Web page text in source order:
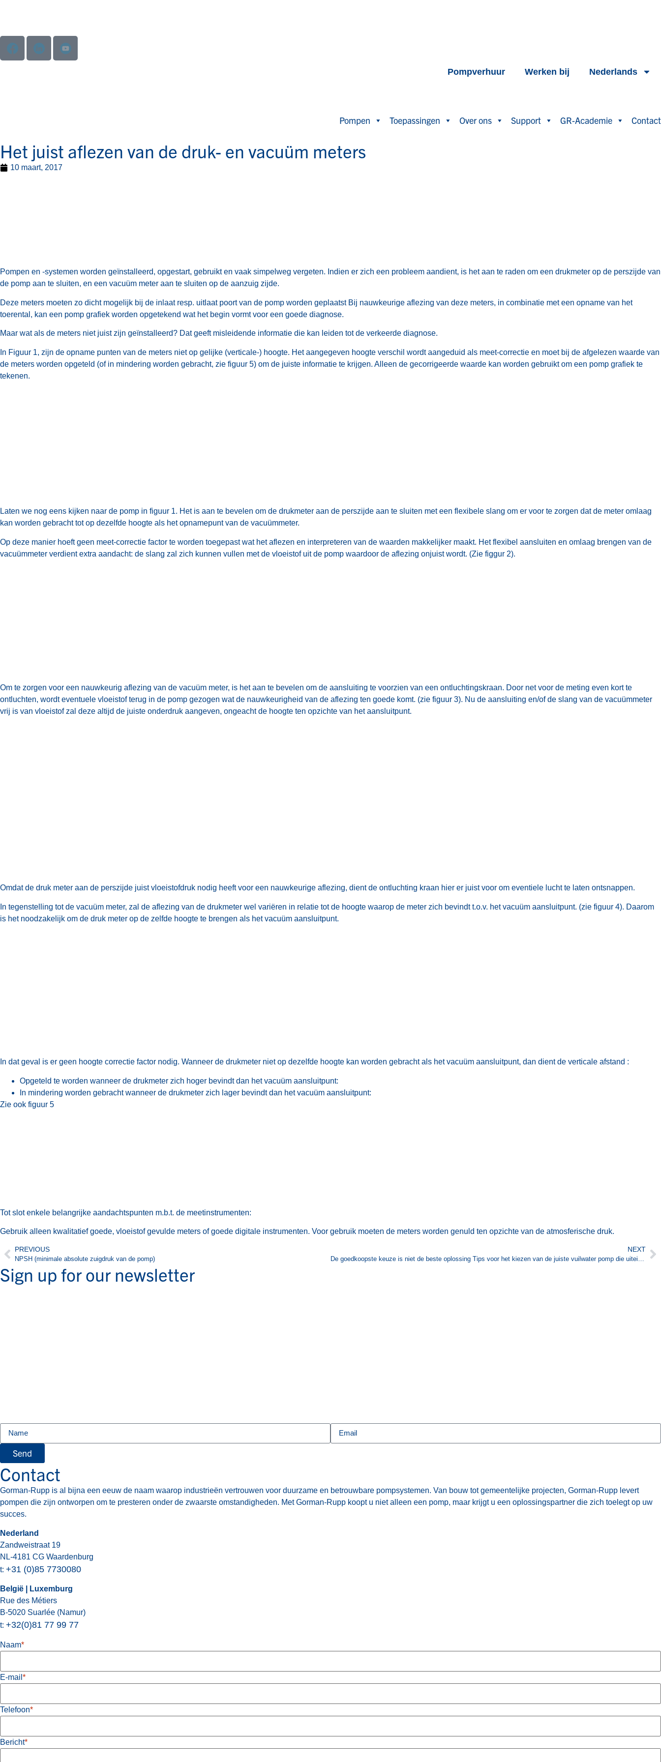
Pompverhuur Werken bij Nederlands
Pompen Toepassingen Over ons Support GR-Academie Contact
Het juist aflezen van de druk- en vacuüm meters
10 maart, 2017
Pompen en -systemen worden geïnstalleerd, opgestart, gebruikt en vaak simpelweg vergeten. Indien er zich een probleem aandient, is het aan te raden om een drukmeter op de perszijde van
de pomp aan te sluiten, en een vacuüm meter aan te sluiten op de aanzuig zijde.
Deze meters moeten zo dicht mogelijk bij de inlaat resp. uitlaat poort van de pomp worden geplaatst Bij nauwkeurige aflezing van deze meters, in combinatie met een opname van het
toerental, kan een pomp grafiek worden opgetekend wat het begin vormt voor een goede diagnose.
Maar wat als de meters niet juist zijn geïnstalleerd? Dat geeft misleidende informatie die kan leiden tot de verkeerde diagnose.
In Figuur 1, zijn de opname punten van de meters niet op gelijke (verticale-) hoogte. Het aangegeven hoogte verschil wordt aangeduid als meet-correctie en moet bij de afgelezen waarde van
de meters worden opgeteld (of in mindering worden gebracht, zie figuur 5) om de juiste informatie te krijgen. Alleen de gecorrigeerde waarde kan worden gebruikt om een pomp grafiek te
tekenen.
Laten we nog eens kijken naar de pomp in figuur 1. Het is aan te bevelen om de drukmeter aan de perszijde aan te sluiten met een flexibele slang om er voor te zorgen dat de meter omlaag
kan worden gebracht tot op dezelfde hoogte als het opnamepunt van de vacuümmeter.
Op deze manier hoeft geen meet-correctie factor te worden toegepast wat het aflezen en interpreteren van de waarden makkelijker maakt. Het flexibel aansluiten en omlaag brengen van de
vacuümmeter verdient extra aandacht: de slang zal zich kunnen vullen met de vloeistof uit de pomp waardoor de aflezing onjuist wordt. (Zie figgur 2).
Om te zorgen voor een nauwkeurig aflezing van de vacuüm meter, is het aan te bevelen om de aansluiting te voorzien van een ontluchtingskraan. Door net voor de meting even kort te
ontluchten, wordt eventuele vloeistof terug in de pomp gezogen wat de nauwkeurigheid van de aflezing ten goede komt. (zie figuur 3). Nu de aansluiting en/of de slang van de vacuümmeter
vrij is van vloeistof zal deze altijd de juiste onderdruk aangeven, ongeacht de hoogte ten opzichte van het aansluitpunt.
Omdat de druk meter aan de perszijde juist vloeistofdruk nodig heeft voor een nauwkeurige aflezing, dient de ontluchting kraan hier er juist voor om eventiele lucht te laten ontsnappen.
In tegenstelling tot de vacuüm meter, zal de aflezing van de drukmeter wel variëren in relatie tot de hoogte waarop de meter zich bevindt t.o.v. het vacuüm aansluitpunt. (zie figuur 4). Daarom
is het noodzakelijk om de druk meter op de zelfde hoogte te brengen als het vacuüm aansluitpunt.
In dat geval is er geen hoogte correctie factor nodig. Wanneer de drukmeter niet op dezelfde hoogte kan worden gebracht als het vacuüm aansluitpunt, dan dient de verticale afstand :
Opgeteld te worden wanneer de drukmeter zich hoger bevindt dan het vacuüm aansluitpunt:
In mindering worden gebracht wanneer de drukmeter zich lager bevindt dan het vacuüm aansluitpunt:
Zie ook figuur 5
Tot slot enkele belangrijke aandachtspunten m.b.t. de meetinstrumenten:
Gebruik alleen kwalitatief goede, vloeistof gevulde meters of goede digitale instrumenten. Voor gebruik moeten de meters worden genuld ten opzichte van de atmosferische druk.
PREVIOUS
NPSH (minimale absolute zuigdruk van de pomp)
NEXT
De goedkoopste keuze is niet de beste oplossing Tips voor het kiezen van de juiste vuilwater pomp die uiteindelijk kosten bespaard.
Sign up for our newsletter
Send
Contact
Gorman-Rupp is al bijna een eeuw de naam waarop industrieën vertrouwen voor duurzame en betrouwbare pompsystemen. Van bouw tot gemeentelijke projecten, Gorman-Rupp levert
pompen die zijn ontworpen om te presteren onder de zwaarste omstandigheden. Met Gorman-Rupp koopt u niet alleen een pomp, maar krijgt u een oplossingspartner die zich toelegt op uw
succes.
Nederland
Zandweistraat 19
NL-4181 CG Waardenburg
t: +31 (0)85 7730080
België | Luxemburg
Rue des Métiers
B-5020 Suarlée (Namur)
t: +32(0)81 77 99 77
Naam*
E-mail *
Telefoon*
Bericht*